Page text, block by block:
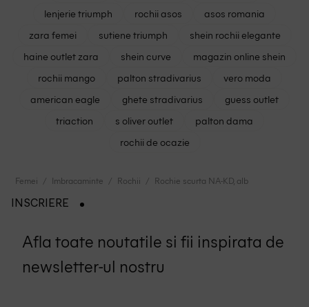
lenjerie triumph
rochii asos
asos romania
zara femei
sutiene triumph
shein rochii elegante
haine outlet zara
shein curve
magazin online shein
rochii mango
palton stradivarius
vero moda
american eagle
ghete stradivarius
guess outlet
triaction
s oliver outlet
palton dama
rochii de ocazie
Femei Imbracaminte Rochii Rochie scurta NA-KD, alb
INSCRIERE
Afla toate noutatile si fii inspirata de
newsletter-ul nostru